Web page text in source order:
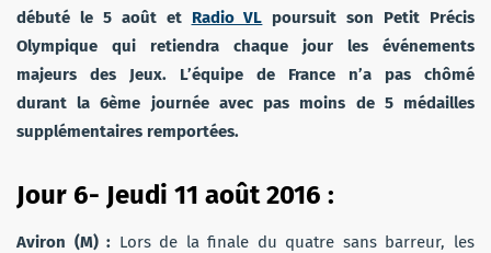
débuté le 5 août et Radio VL poursuit son Petit Précis
Olympique qui retiendra chaque jour les événements
majeurs des Jeux. L’équipe de France n’a pas chômé
durant la 6ème journée avec pas moins de 5 médailles
supplémentaires remportées.
Jour 6- Jeudi 11 août 2016 :
Aviron (M) : Lors de la finale du quatre sans barreur, les